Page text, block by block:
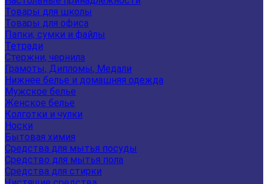
Товары для школы
Товары для офиса
Папки, сумки и файлы
Тетради
Стержни, чернила
Грамоты, Дипломы, Медали
Нижнее белье и домашняя одежда
Мужское белье
Женское белье
Колготки и чулки
Носки
Бытовая химия
Средства для мытья посуды
Средство для мытья пола
Средства для стирки